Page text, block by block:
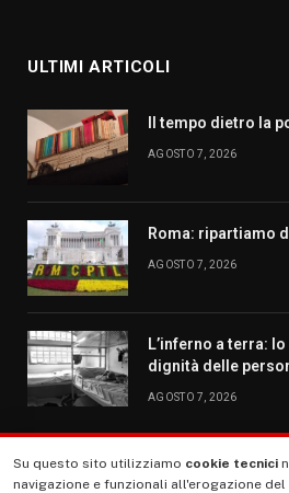
ULTIMI ARTICOLI
Il tempo dietro la
AGOSTO 7, 2026
Roma: ripartiamo
AGOSTO 7, 2026
L’inferno a terra:
dignità delle
AGOSTO 7, 2026
MENU
Su questo sito utilizziamo cookie tecnici
navigazione e funzionali all'erogazione del